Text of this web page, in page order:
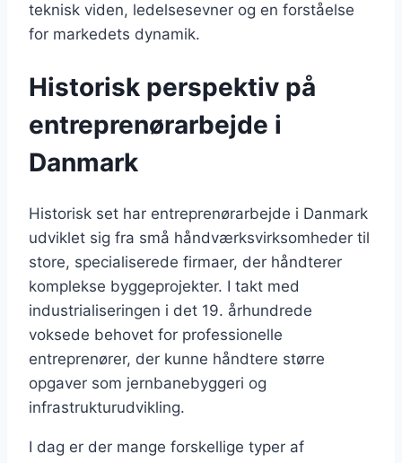
teknisk viden, ledelsesevner og en forståelse
for markedets dynamik.
Historisk perspektiv på
entreprenørarbejde i
Danmark
Historisk set har entreprenørarbejde i Danmark
udviklet sig fra små håndværksvirksomheder til
store, specialiserede firmaer, der håndterer
komplekse byggeprojekter. I takt med
industrialiseringen i det 19. århundrede
voksede behovet for professionelle
entreprenører, der kunne håndtere større
opgaver som jernbanebyggeri og
infrastrukturudvikling.
I dag er der mange forskellige typer af